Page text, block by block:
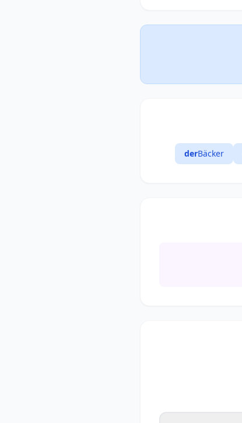
derBäcker